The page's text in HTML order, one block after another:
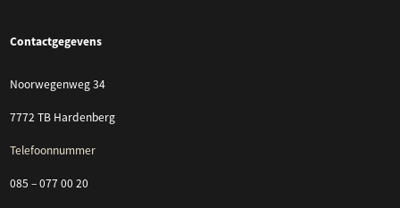
Contactgegevens
Noorwegenweg 34
7772 TB Hardenberg
Telefoonnummer
085 – 077 00 20